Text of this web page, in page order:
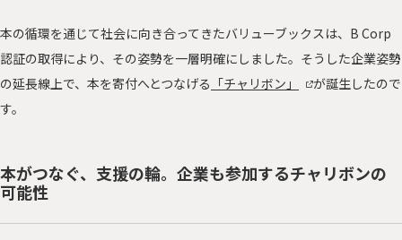
本の循環を通じて社会に向き合ってきたバリューブックスは、B Corp
認証の取得により、その姿勢を一層明確にしました。そうした企業姿勢
の延長線上で、本を寄付へとつなげる 「チャリボン」
が誕生したので
す。
本がつなぐ、支援の輪。企業も参加するチャリボンの
可能性